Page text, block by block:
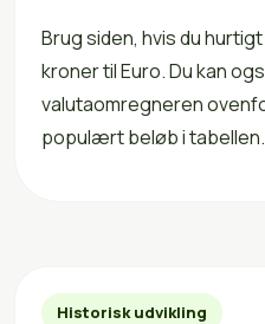
Brug siden, hvis du
kroner til Euro. Du kan
valutaomregneren
populært beløb i tabellen.
Historisk udvikling